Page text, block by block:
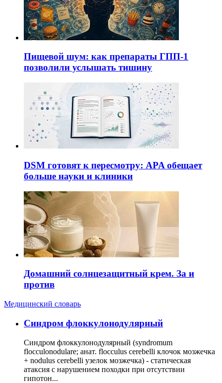
Пищевой шум: как препараты ГПП-1
позволили услышать тишину
DSM готовят к пересмотру: APA обещает
больше науки и клиники
Домашний солнцезащитный крем. За и
против
Медицинский словарь
Cиндром флоккулонодулярный
Синдром флоккулонодулярный (syndromum
flocculonodulare; анат. flocculus cerebelli клочок мозжечка
+ nodulus cerebelli узелок мозжечка) - статическая
атаксия с нарушением походки при отсутствии
гипотон...